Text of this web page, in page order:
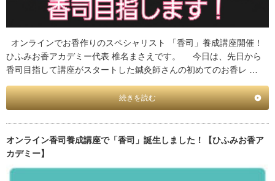
オンラインでお香作りのスペシャリスト 「香司」養成講座開催！
ひふみお香アカデミー代表 椎名まさえです。 今日は、先日から
香司目指して講座がスタートした鍼灸師さんの初めてのお香レ …
続きを読む
オンライン香司養成講座で「香司」誕生しました！【ひふみお香ア
カデミー】